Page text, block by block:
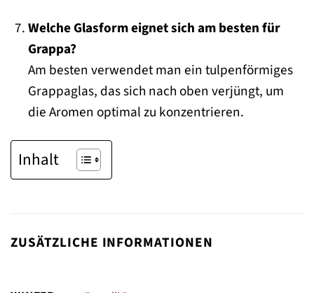
Welche Glasform eignet sich am besten für
Grappa?
Am besten verwendet man ein tulpenförmiges
Grappaglas, das sich nach oben verjüngt, um
die Aromen optimal zu konzentrieren.
Inhalt
ZUSÄTZLICHE INFORMATIONEN